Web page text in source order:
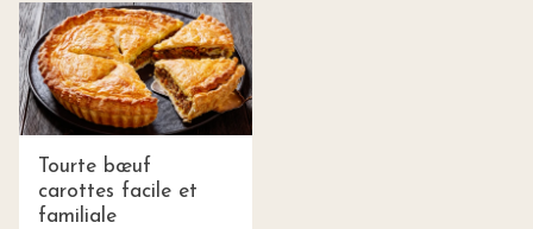
Tourte bœuf
carottes facile et
familiale